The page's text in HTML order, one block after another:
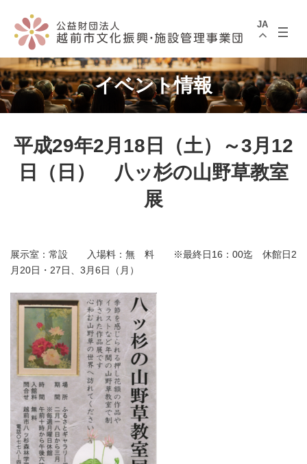
へ
ス
キ
ッ
プ
ョ
ン
に
移
動
JA
イベント情報
平成29年2月18日（土）～3月12
日（日） 八ッ杉の山野草教室
展
展示室：常設 入場料：無 料 ※最終日16：00迄 休館日2
月20日・27日、3月6日（月）